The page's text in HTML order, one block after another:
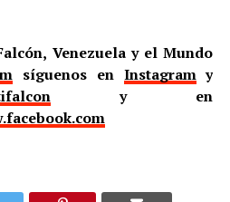
Venezuela y el Mundo
síguenos en Instagramy
y en